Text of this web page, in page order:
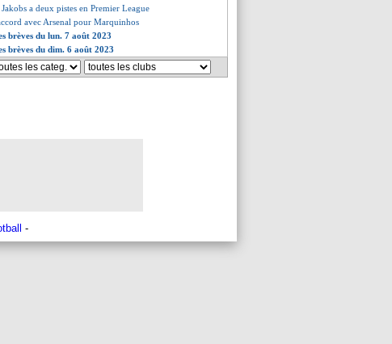
Jakobs a deux pistes en Premier League
avec Arsenal pour Marquinhos
brèves du lun. 7 août 2023
brèves du dim. 6 août 2023
-